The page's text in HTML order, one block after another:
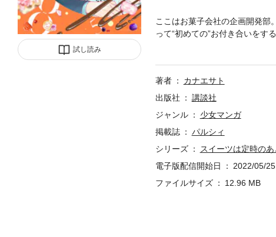
試し読み
ここはお菓子会社の企画開発部
って“初めての”お付き合いを
が変貌した彼は“協力者”とな
著者
カナエサト
出版社
講談社
ジャンル
少女マンガ
掲載誌
パルシィ
シリーズ
スイーツは定時の
電子版配信開始日
2022/05/25
ファイルサイズ
12.96 MB